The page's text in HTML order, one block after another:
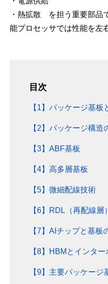
・熱拡散 を担う重要部品
能プロセッサでは性能を左
目次
【1】パッケージ基板
【2】パッケージ構造
【3】ABF基板
【4】高多層基板
【5】微細配線技術
【6】RDL（再配線層）
【7】AIチップと基板
【8】HBMとインタ
【9】主要パッケージ